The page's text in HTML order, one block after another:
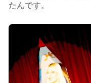
たんです。